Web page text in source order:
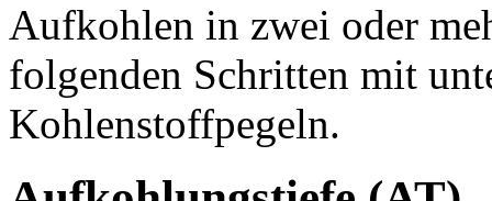
Aufkohlen in zwei oder
folgenden Schritten mit
Kohlenstoffpegeln.